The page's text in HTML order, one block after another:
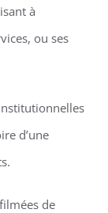
à
ou ses
d’une
de